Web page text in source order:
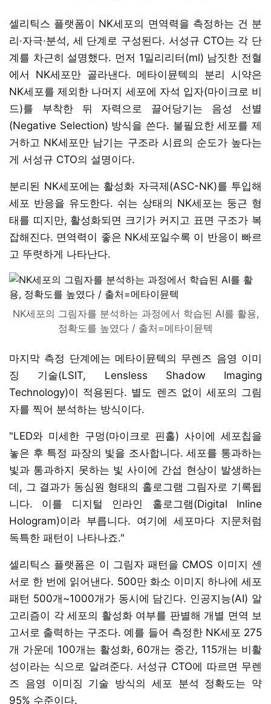
셀리틱스 플랫폼이 NK세포의 면역력을 측정하는 건 분
리·자극·분석, 세 단계로 구성된다. 서성규 CTO는 각 단
계를 차근히 설명했다. 먼저 1밀리리터(ml) 남짓한 전혈
에서 NK세포만 골라낸다. 메타이뮨텍의 분리 시약은
NK세포를 제외한 나머지 세포에 자석 입자(마이크로 비
드)를 부착한 뒤 자력으로 끌어당기는 음성 선별
(Negative Selection) 방식을 쓴다. 불필요한 세포를 제
거하고 NK세포만 남기는 구조라 시료의 순도가 높다는
게 서성규 CTO의 설명이다.
분리된 NK세포에는 활성화 자극제(ASC-NK)를 투입해
세포 반응을 유도한다. 쉬는 상태의 NK세포는 둥근 형
태를 띠지만, 활성화되면 크기가 커지고 표면 구조가 복
잡해진다. 면역력이 좋은 NK세포일수록 이 반응이 빠르
고 뚜렷하게 나타난다.
NK세포의 그림자를 분석하는 과정에서 학습된 AI를 활용,
정확도를 높였다 / 출처=메타이뮨텍
마지막 측정 단계에는 메타이뮨텍의 무렌즈 음영 이미
징 기술(LSIT, Lensless Shadow Imaging
Technology)이 적용된다. 별도 렌즈 없이 세포의 그림
자를 찍어 분석하는 방식이다.
"LED와 미세한 구멍(마이크로 핀홀) 사이에 세포칩을
놓은 후 특정 파장의 빛을 조사합니다. 세포를 통과하는
빛과 통과하지 못하는 빛 사이에 간섭 현상이 발생하는
데, 그 결과가 동심원 형태의 홀로그램 그림자로 기록됩
니다. 이를 디지털 인라인 홀로그램(Digital Inline
Hologram)이라 부릅니다. 여기에 세포마다 지문처럼
독특한 패턴이 나타나죠."
셀리틱스 플랫폼은 이 그림자 패턴을 CMOS 이미지 센
서로 한 번에 읽어낸다. 500만 화소 이미지 하나에 세포
패턴 500개~1000개가 동시에 담긴다. 인공지능(AI) 알
고리즘이 각 세포의 활성화 여부를 판별해 개별 면역 보
고서로 출력하는 구조다. 예를 들어 측정한 NK세포 275
개 가운데 100개는 활성화, 60개는 중간, 115개는 비활
성이라는 식으로 알려준다. 서성규 CTO에 따르면 무렌
즈 음영 이미징 기술 방식의 세포 분석 정확도는 약
95% 수준이다.